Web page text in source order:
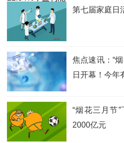
第七届家庭日
焦点速讯：“
日开幕！今年
“烟花三月节
2000亿元